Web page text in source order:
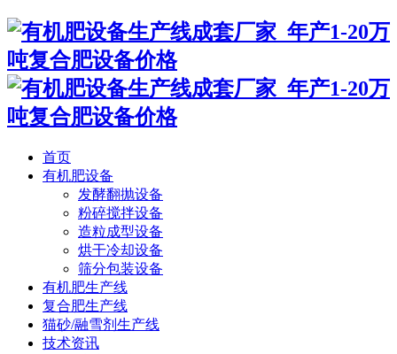
首页
有机肥设备
发酵翻抛设备
粉碎搅拌设备
造粒成型设备
烘干冷却设备
筛分包装设备
有机肥生产线
复合肥生产线
猫砂/融雪剂生产线
技术资讯